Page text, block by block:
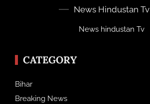
News Hindustan Tv
News hindustan Tv
CATEGORY
Bihar
Breaking News